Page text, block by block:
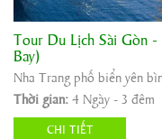
Khởi hành:
Tp Hồ
Thời gian:
Phương tiện: Máy
Giá tour:3.900.000Vnđ
Tour Du Lịch Sài Gòn
Bay)
Thời gian:4 Ngày - 3 đêm
CHI TIẾT